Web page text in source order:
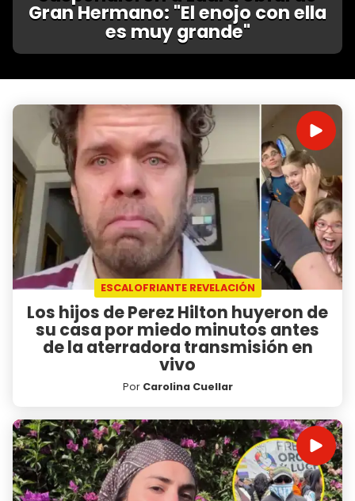
Gran Hermano: "El enojo con ella
es muy grande"
ESCALOFRIANTE REVELACIÓN
Los hijos de Perez Hilton huyeron de
su casa por miedo minutos antes
de la aterradora transmisión en
vivo
Por Carolina Cuellar